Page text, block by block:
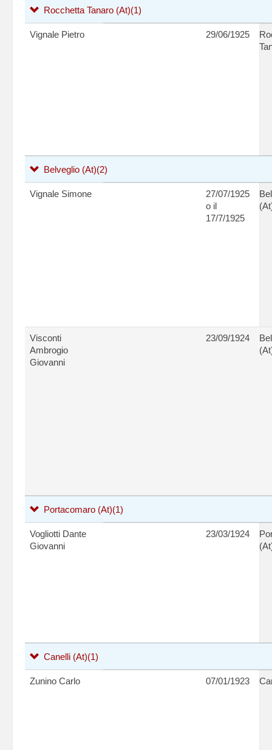
Rocchetta Tanaro (At)(1)
Vignale Pietro 29/06/1925
Belveglio (At)(2)
Vignale Simone
27/07/1925
o il
17/7/1925
Visconti
Ambrogio
Giovanni
23/09/1924
Portacomaro (At)(1)
Vogliotti Dante
Giovanni
23/03/1924
Canelli (At)(1)
Zunino Carlo 07/01/1923